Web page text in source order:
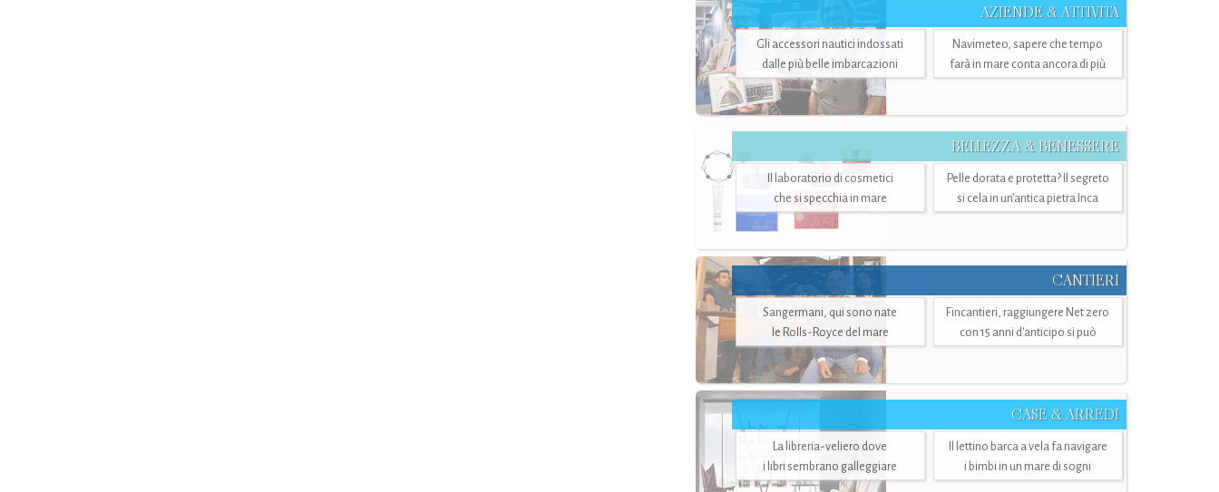
AZIENDE & ATTIVITÀ
Gli accessori nautici indossati
dalle più belle imbarcazioni
Navimeteo, sapere che tempo
farà in mare conta ancora di più
BELLEZZA & BENESSERE
Il laboratorio di cosmetici
che si specchia in mare
Pelle dorata e protetta? Il segreto
si cela in un’antica pietra Inca
CANTIERI
Sangermani, qui sono nate
le Rolls-Royce del mare
Fincantieri, raggiungere Net zero
con 15 anni d'anticipo si può
CASE & ARREDI
La libreria-veliero dove
i libri sembrano galleggiare
Il lettino barca a vela fa navigare
i bimbi in un mare di sogni